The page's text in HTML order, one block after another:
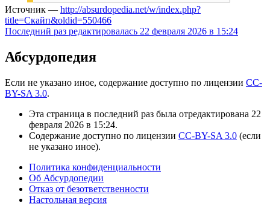
Источник — http://absurdopedia.net/w/index.php?
title=Скайп&oldid=550466
Последний раз редактировалась 22 февраля 2026 в 15:24
Абсурдопедия
Если не указано иное, содержание доступно по лицензии CC-
BY-SA 3.0.
Эта страница в последний раз была отредактирована 22
февраля 2026 в 15:24.
Содержание доступно по лицензии CC-BY-SA 3.0 (если
не указано иное).
Политика конфиденциальности
Об Абсурдопедии
Отказ от безответственности
Настольная версия